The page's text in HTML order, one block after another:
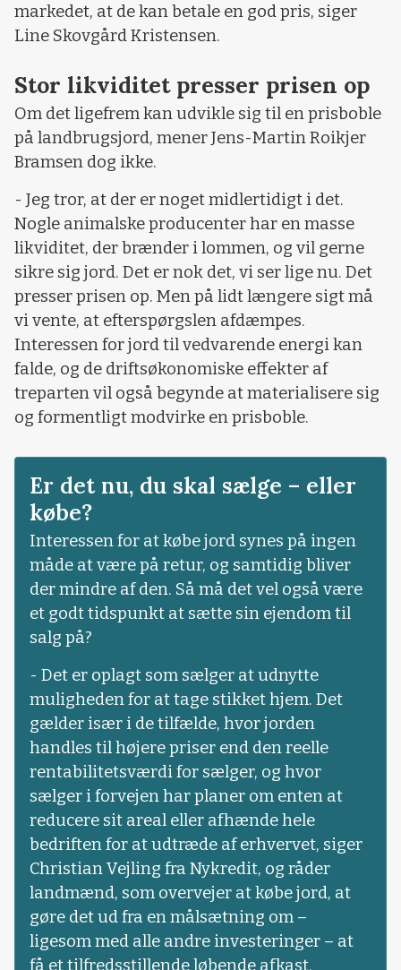
markedet, at de kan betale en god pris, siger
Line Skovgård Kristensen.
Stor likviditet presser prisen op
Om det ligefrem kan udvikle sig til en prisboble
på landbrugsjord, mener Jens-Martin Roikjer
Bramsen dog ikke.
- Jeg tror, at der er noget midlertidigt i det.
Nogle animalske producenter har en masse
likviditet, der brænder i lommen, og vil gerne
sikre sig jord. Det er nok det, vi ser lige nu. Det
presser prisen op. Men på lidt længere sigt må
vi vente, at efterspørgslen afdæmpes.
Interessen for jord til vedvarende energi kan
falde, og de driftsøkonomiske effekter af
treparten vil også begynde at materialisere sig
og formentligt modvirke en prisboble.
Er det nu, du skal sælge – eller
købe?
Interessen for at købe jord synes på ingen
måde at være på retur, og samtidig bliver
der mindre af den. Så må det vel også være
et godt tidspunkt at sætte sin ejendom til
salg på?
- Det er oplagt som sælger at udnytte
muligheden for at tage stikket hjem. Det
gælder især i de tilfælde, hvor jorden
handles til højere priser end den reelle
rentabilitetsværdi for sælger, og hvor
sælger i forvejen har planer om enten at
reducere sit areal eller afhænde hele
bedriften for at udtræde af erhvervet, siger
Christian Vejling fra Nykredit, og råder
landmænd, som overvejer at købe jord, at
gøre det ud fra en målsætning om –
ligesom med alle andre investeringer – at
få et tilfredsstillende løbende afkast.